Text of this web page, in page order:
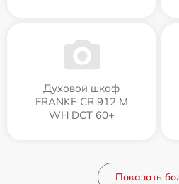
Духовой шкаф
FRANKE CR 912 M
WH DCT 60+
Показать